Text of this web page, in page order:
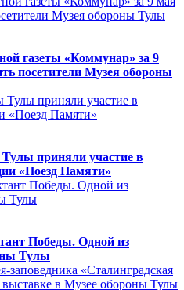
газеты «Коммунар» за 9
посетители Музея обороны
приняли участие в
«Поезд Памяти»
Победы. Одной из
Тулы